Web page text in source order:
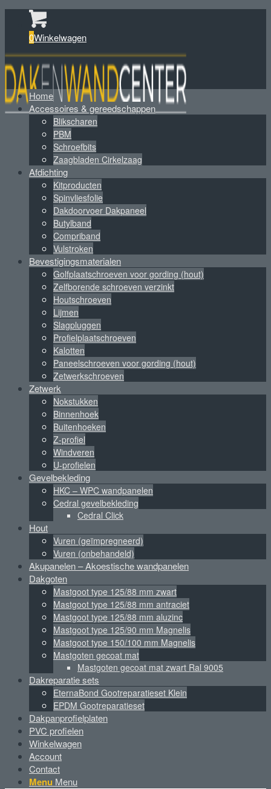
0Winkelwagen
Home
Accessoires & gereedschappen
Blikscharen
PBM
Schroefbits
Zaagbladen Cirkelzaag
Afdichting
Kitproducten
Spinvliesfolie
Dakdoorvoer Dakpaneel
Butylband
Compriband
Vulstroken
Bevestigingsmaterialen
Golfplaatschroeven voor gording (hout)
Zelfborende schroeven verzinkt
Houtschroeven
Lijmen
Slagpluggen
Profielplaatschroeven
Kalotten
Paneelschroeven voor gording (hout)
Zetwerkschroeven
Zetwerk
Nokstukken
Binnenhoek
Buitenhoeken
Z-profiel
Windveren
U-profielen
Gevelbekleding
HKC – WPC wandpanelen
Cedral gevelbekleding
Cedral Click
Hout
Vuren (geïmpregneerd)
Vuren (onbehandeld)
Akupanelen – Akoestische wandpanelen
Dakgoten
Mastgoot type 125/88 mm zwart
Mastgoot type 125/88 mm antraciet
Mastgoot type 125/88 mm aluzinc
Mastgoot type 125/90 mm Magnelis
Mastgoot type 150/100 mm Magnelis
Mastgoten gecoat mat
Mastgoten gecoat mat zwart Ral 9005
Dakreparatie sets
EternaBond Gootreparatieset Klein
EPDM Gootreparatieset
Dakpanprofielplaten
PVC profielen
Winkelwagen
Account
Contact
Menu Menu